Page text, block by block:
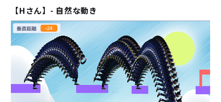
【Hさん】- 自然な動き